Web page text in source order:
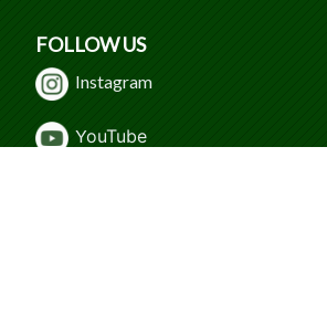
FOLLOW US
Instagram
YouTube